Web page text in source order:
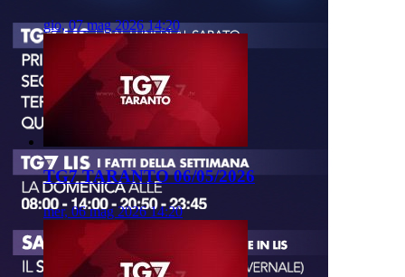
gio, 07 mag 2026 14:20
TG7 TARANTO 06/05/2026
mer, 06 mag 2026 14:20